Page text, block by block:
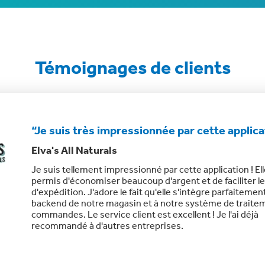
Témoignages de clients
“Des tarifs d'expédition abordables, trop
être vrais !”
Scrub Inspired
"ClickShip change la donne pour les petites entreprises
tarifs d'expédition sont les meilleurs que j'aie jamais vus.
honnête, j'ai d'abord pensé qu'il devait y avoir un piège
semblait trop beau pour être vrai.